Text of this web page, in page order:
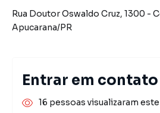
Rua Doutor Oswaldo Cruz, 1300 -
Apucarana/PR
Entrar em contato
16 pessoas visualizaram